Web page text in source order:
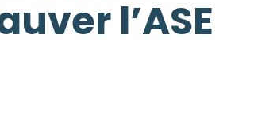
l’ASE